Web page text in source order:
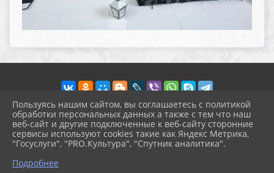
2026 г. pokrov-ck.ru
Вход
Карта сайта
Политика обработки персональных данных
Пользуясь нашим сайтом, вы соглашаетесь с политикой
обработки персональных данных а также с тем что наш
веб-сайт и другие подключенные к веб-сайту сторонние
сервисы используют cookies такие как Яндекс Метрика,
"Госуслуги", "PRO.Культура", "Спутник аналитика".
Подробнее